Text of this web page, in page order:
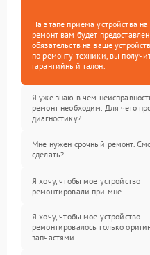
На этапе приема устройства
ремонт вам будет
обязательств на ваше
по ремонту техники, вы
гарантийный талон.
Я уже знаю в чем
ремонт необходим. Для чего
диагностику?
Мне нужен срочный ремонт.
сделать?
Я хочу, чтобы мое устройство
ремонтировали при мне.
Я хочу, чтобы мое устройство
ремонтировалось только
запчастями.